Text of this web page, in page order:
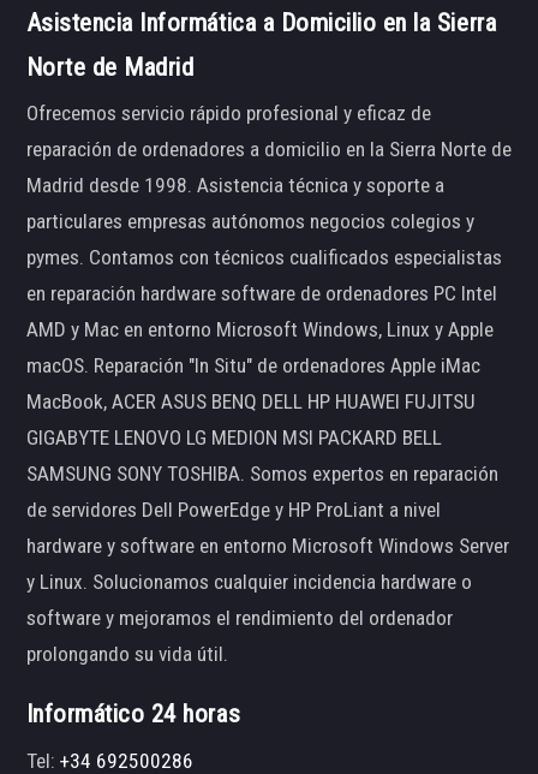
Asistencia Informática a Domicilio en la Sierra
Norte de Madrid
Ofrecemos servicio rápido profesional y eficaz de
reparación de ordenadores a domicilio en la Sierra Norte de
Madrid desde 1998. Asistencia técnica y soporte a
particulares empresas autónomos negocios colegios y
pymes. Contamos con técnicos cualificados especialistas
en reparación hardware software de ordenadores PC Intel
AMD y Mac en entorno Microsoft Windows, Linux y Apple
macOS. Reparación "In Situ" de ordenadores Apple iMac
MacBook, ACER ASUS BENQ DELL HP HUAWEI FUJITSU
GIGABYTE LENOVO LG MEDION MSI PACKARD BELL
SAMSUNG SONY TOSHIBA. Somos expertos en reparación
de servidores Dell PowerEdge y HP ProLiant a nivel
hardware y software en entorno Microsoft Windows Server
y Linux. Solucionamos cualquier incidencia hardware o
software y mejoramos el rendimiento del ordenador
prolongando su vida útil.
Informático 24 horas
Tel:+34 692500286